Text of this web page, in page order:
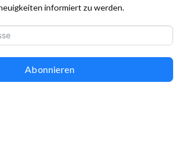
informiert zu werden.
Abonnieren